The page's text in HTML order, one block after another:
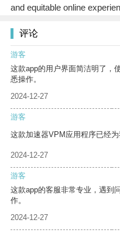
and equitable online
评论
游客
这款app的用户界面简洁明了，
悉操作。
2024-12-27
游客
这款加速器VPM应用程序已经
2024-12-27
游客
这款app的客服非常专业，遇到
作。
2024-12-27